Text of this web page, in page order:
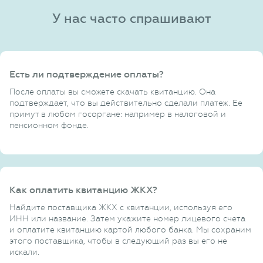
У нас часто спрашивают
Есть ли подтверждение оплаты?
После оплаты вы сможете скачать квитанцию. Она
подтверждает, что вы действительно сделали платеж. Ее
примут в любом госоргане: например в налоговой и
пенсионном фонде.
Как оплатить квитанцию ЖКХ?
Найдите поставщика ЖКХ с квитанции, используя его
ИНН или название. Затем укажите номер лицевого счета
и оплатите квитанцию картой любого банка. Мы сохраним
этого поставщика, чтобы в следующий раз вы его не
искали.